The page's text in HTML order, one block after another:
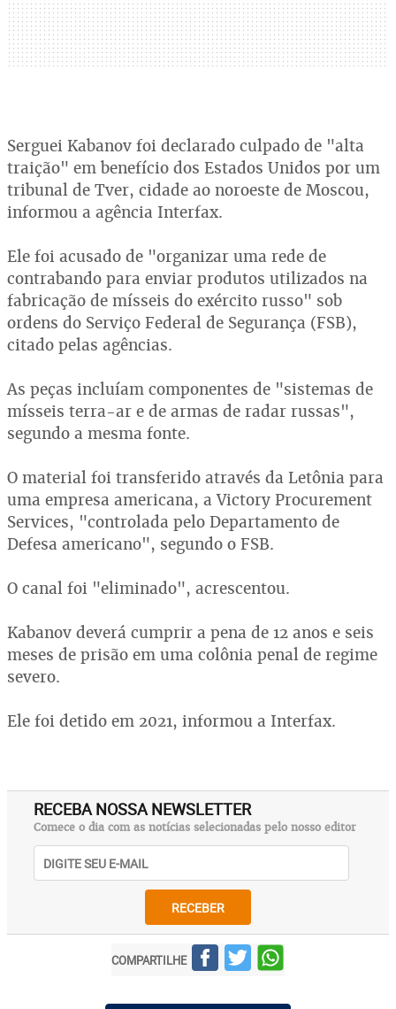
Serguei Kabanov foi declarado culpado de "alta
traição" em benefício dos Estados Unidos por um
tribunal de Tver, cidade ao noroeste de Moscou,
informou a agência Interfax.
Ele foi acusado de "organizar uma rede de
contrabando para enviar produtos utilizados na
fabricação de mísseis do exército russo" sob
ordens do Serviço Federal de Segurança (FSB),
citado pelas agências.
As peças incluíam componentes de "sistemas de
mísseis terra-ar e de armas de radar russas",
segundo a mesma fonte.
O material foi transferido através da Letônia para
uma empresa americana, a Victory Procurement
Services, "controlada pelo Departamento de
Defesa americano", segundo o FSB.
O canal foi "eliminado", acrescentou.
Kabanov deverá cumprir a pena de 12 anos e seis
meses de prisão em uma colônia penal de regime
severo.
Ele foi detido em 2021, informou a Interfax.
RECEBA NOSSA NEWSLETTER
Comece o dia com as notícias selecionadas pelo nosso editor
RECEBER
COMPARTILHE